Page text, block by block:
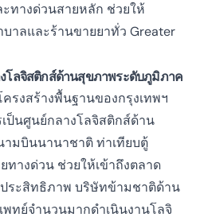
ทางด่วนสายหลัก ช่วยให้
าลและร้านขายยาทั่ว Greater
โลจิสติกส์ด้านสุขภาพระดับภูมิภาค
รงสร้างพื้นฐานของกรุงเทพฯ
ป็นศูนย์กลางโลจิสติกส์ด้าน
มบินนานาชาติ ท่าเทียบตู้
ทางด่วน ช่วยให้เข้าถึงตลาด
ประสิทธิภาพ บริษัทข้ามชาติด้าน
ย์จำนวนมากดำเนินงานโลจิ